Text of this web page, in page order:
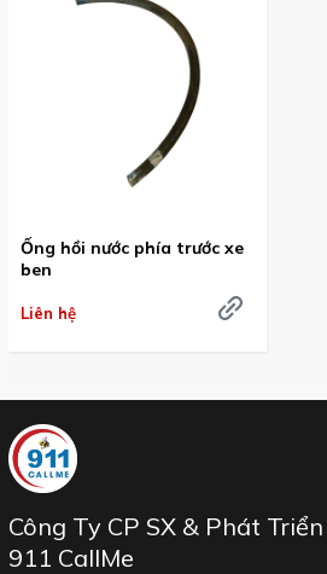
Ống hồi nước phía trước xe
ben
Liên hệ
Công Ty CP SX & Phát
911 CallMe